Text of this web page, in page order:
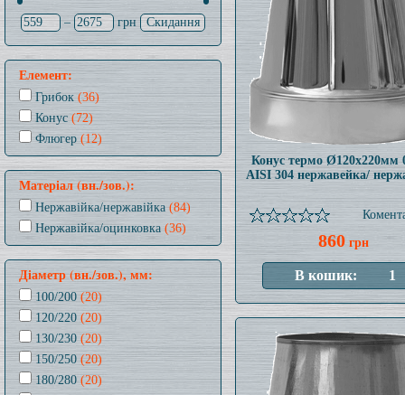
– грн
Елемент:
Грибок(36)
Конус (72)
Флюгер(12)
Матеріал (вн./зов.):
Нержавійка/нержавійка (84)
Нержавійка/оцинковка (36)
Діаметр (вн./зов.), мм:
100/200 (20)
120/220 (20)
130/230(20)
150/250 (20)
180/280 (20)
Конус термо Ø120x220мм
AISI 304 нержавейка/
860 грн